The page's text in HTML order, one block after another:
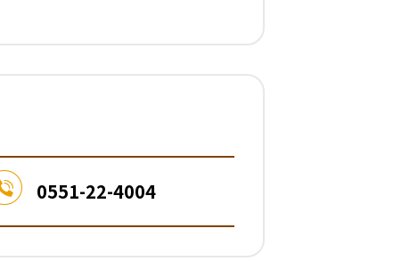
0551-22-4004